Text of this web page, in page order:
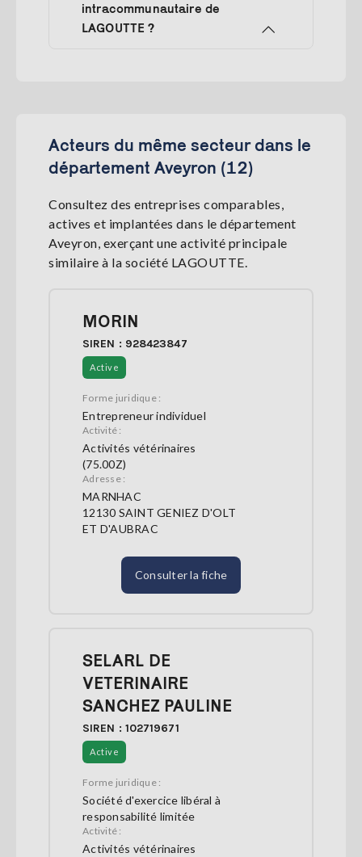
intracommunautaire de
LAGOUTTE ?
Acteurs du même secteur dans le
département Aveyron (12)
Consultez des entreprises comparables,
actives et implantées dans le département
Aveyron, exerçant une activité principale
similaire à la société LAGOUTTE.
MORIN
SIREN : 928423847
Active
Forme juridique :
Entrepreneur individuel
Activité :
Activités vétérinaires
(75.00Z)
Adresse :
MARNHAC
12130 SAINT GENIEZ D'OLT
ET D'AUBRAC
Consulter la fiche
SELARL DE
VETERINAIRE
SANCHEZ PAULINE
SIREN : 102719671
Active
Forme juridique :
Société d'exercice libéral à
responsabilité limitée
Activité :
Activités vétérinaires